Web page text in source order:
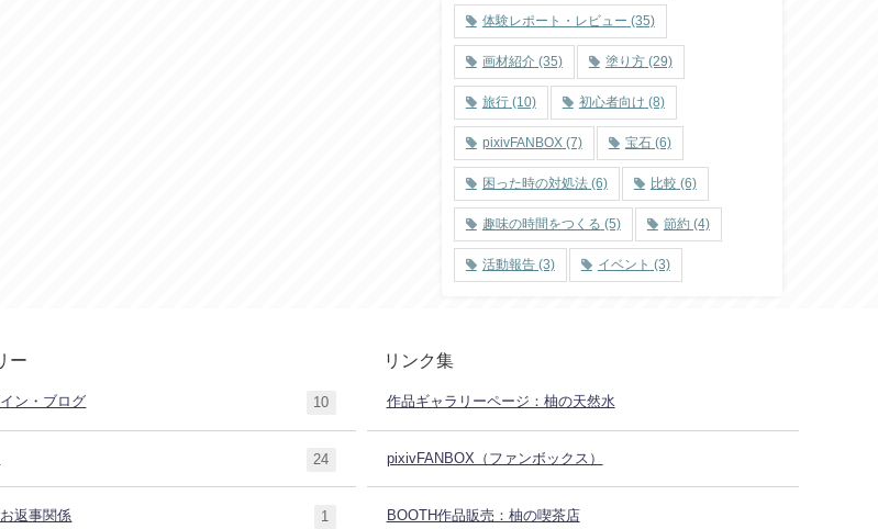
体験レポート・レビュー (35)
画材紹介(35) 塗り方(29)
旅行(10) 初心者向け (8)
pixivFANBOX(7) 宝石(6)
困った時の対処法(6) 比較 (6)
趣味の時間をつくる (5) 節約(4)
活動報告(3) イベント (3)
ー
ン・ブログ 10
24
返事関係 1
リンク集
作品ギャラリーページ：柚の天然水
pixivFANBOX（ファンボックス）
BOOTH作品販売：柚の喫茶店